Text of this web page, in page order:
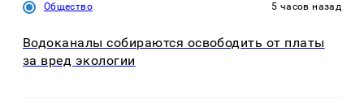
Общество 5 часов назад
Водоканалы собираются освободить от платы
за вред экологии